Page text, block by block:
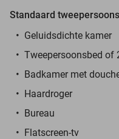
Standaard
Geluidsdichte kamer
Tweepersoonsbed of
Badkamer met
Haardroger
Bureau
Flatscreen-tv